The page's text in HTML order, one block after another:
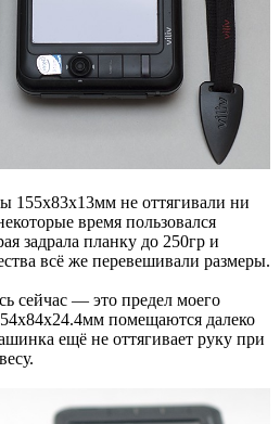
155x83x13мм не оттягивали ни
время пользовался
задрала планку до 250гр и
всё же перевешивали размеры.
сейчас — это предел моего
помещаются далеко
ещё не оттягивает руку при